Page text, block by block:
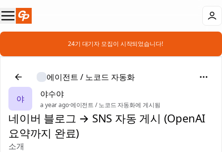
📣 24기 대기자 모집이 시작되었습니다!
에이전트 / 노코드 자동화
야
야수야
a year ago·에이전트 / 노코드 자동화에 게시됨
네이버 블로그 → SNS 자동 게시 (OpenAI
요약까지 완료)
소개